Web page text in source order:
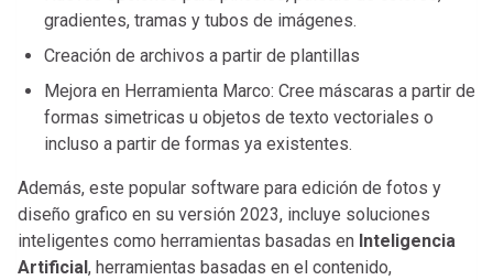
gradientes, tramas y tubos de imágenes.
Creación de archivos a partir de plantillas
Mejora en Herramienta Marco: Cree máscaras a partir de
formas simetricas u objetos de texto vectoriales o
incluso a partir de formas ya existentes.
Además, este popular software para edición de fotos y
diseño grafico en su versión 2023, incluye soluciones
inteligentes como herramientas basadas en Inteligencia
Artificial , herramientas basadas en el contenido,